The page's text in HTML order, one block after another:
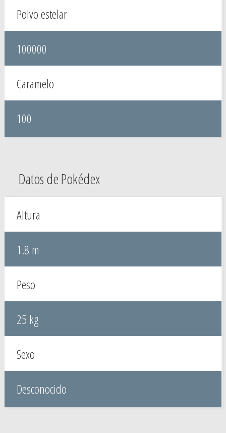
Polvo estelar
100000
Caramelo
100
Datos de Pokédex
Altura
1.8 m
Peso
25 kg
Sexo
Desconocido